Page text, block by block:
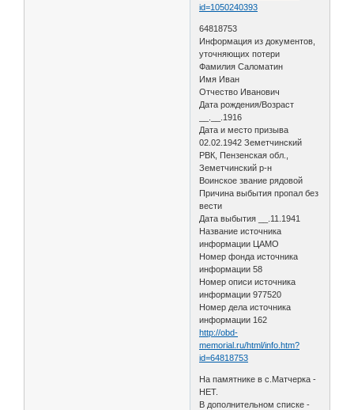
id=1050240393
64818753
Информация из документов,
уточняющих потери
Фамилия Саломатин
Имя Иван
Отчество Иванович
Дата рождения/Возраст
__.__.1916
Дата и место призыва
02.02.1942 Земетчинский
РВК, Пензенская обл.,
Земетчинский р-н
Воинское звание рядовой
Причина выбытия пропал без
вести
Дата выбытия __.11.1941
Название источника
информации ЦАМО
Номер фонда источника
информации 58
Номер описи источника
информации 977520
Номер дела источника
информации 162
http://obd-
memorial.ru/html/info.htm?
id=64818753
На памятнике в с.Матчерка -
НЕТ.
В дополнительном списке -